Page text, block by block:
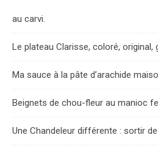
au carvi.
Le plateau Clarisse, coloré,
Ma sauce à la pâte d’arachide
Beignets de chou-fleur au manioc
Une Chandeleur différente : sortir